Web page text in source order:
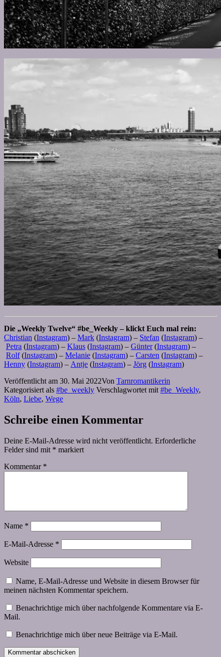
Die „Weekly Twelve“ #be_Weekly – klickt Euch mal rein:
Christian (Instagram) – Mark (Instagram) – Stefan (Instagram) –
Petra (Instagram) – Klaus (Instagram) – Günter(Instagram) –
Rolf(Instagram) – Melanie (Instagram) – Carsten (Instagram) –
Henny (Instagram) – Antje (Instagram) – Jörg (Instagram)
Veröffentlicht am 30. Mai 2022Von Tarnromantikerin
Kategorisiert als #be_weekly Verschlagwortet mit#be_Weekly,
Köln, Liebe, Wege
Schreibe einen Kommentar
Deine E-Mail-Adresse wird nicht veröffentlicht. Erforderliche
Felder sind mit * markiert
Kommentar *
Name *
E-Mail-Adresse *
Website
Name, E-Mail-Adresse und Website in diesem Browser für
meinen nächsten Kommentar speichern.
Benachrichtige mich über nachfolgende Kommentare via E-
Mail.
Benachrichtige mich über neue Beiträge via E-Mail.